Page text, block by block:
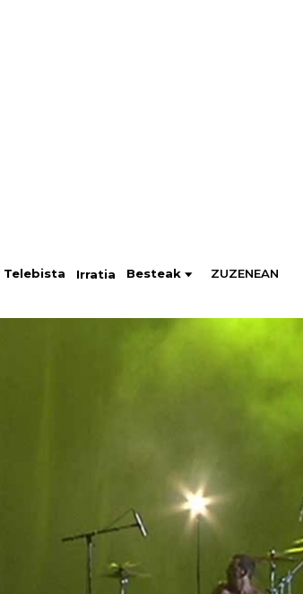
Telebista Irratia Besteak ZUZENEAN